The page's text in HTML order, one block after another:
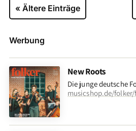
« Ältere Einträge
Werbung
New Roots
Die junge deutsche
musicshop.de/